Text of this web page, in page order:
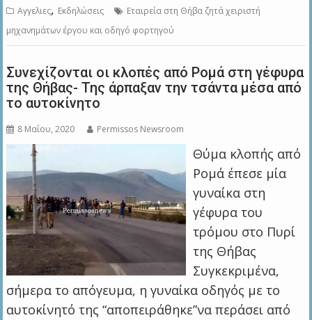
Αγγελιες, Εκδηλώσεις
Εταιρεία στη Θήβα ζητά χειριστή
μηχανημάτων έργου και οδηγό φορτηγού
Συνεχίζονται οι κλοπές από Ρομά στη γέφυρα
της Θήβας- Της άρπαξαν την τσάντα μέσα από
το αυτοκίνητο
8 Μαΐου, 2020 Permissos Newsroom
Θύμα κλοπής από
Ρομά έπεσε μία
γυναίκα στη
γέφυρα του
τρόμου στο Πυρί
της Θήβας
Συγκεκριμένα,
σήμερα το απόγευμα, η γυναίκα οδηγός με το
αυτοκίνητό της “αποπειράθηκε”να περάσει από